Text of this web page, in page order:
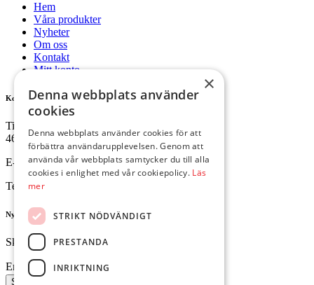
Hem
Våra produkter
Nyheter
Om oss
Kontakt
Mitt konto
Kontakta oss
Tingvallavägen 34
461 32 Trollhättan
E-mail:butik@ejesgolv.se
Telefon:0520-795 00
Nyhetsbrev
Skriv upp dig för att få dem senaste nyheterna.
Email
Skicka
×
Denna webbplats använder
cookies
Denna webbplats använder cookies för att
förbättra användarupplevelsen. Genom att
använda vår webbplats samtycker du till alla
cookies i enlighet med vår cookiepolicy. Läs
mer
STRIKT NÖDVÄNDIGT
PRESTANDA
INRIKTNING